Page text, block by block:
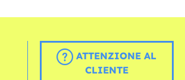
ATTENZIONE AL
CLIENTE